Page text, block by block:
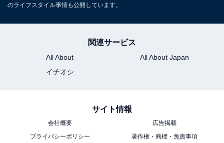
のライフスタイル事情も公開しています。
関連サービス
All About
All About Japan
イチオシ
サイト情報
会社概要
広告掲載
プライバシーポリシー
著作権・商標・免責事項